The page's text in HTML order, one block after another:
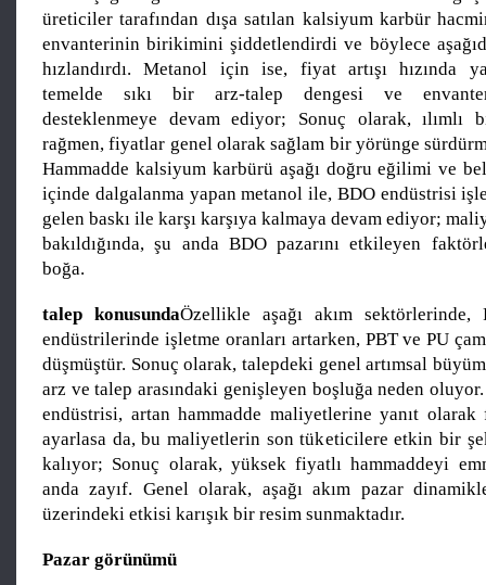
üreticiler tarafından dışa satılan kalsiyum karbür
envanterinin birikimini şiddetlendirdi ve böylece
hızlandırdı. Metanol için ise, fiyat artışı hızında
temelde sıkı bir arz-talep dengesi ve
desteklenmeye devam ediyor; Sonuç olarak, ılımlı
rağmen, fiyatlar genel olarak sağlam bir yörünge
Hammadde kalsiyum karbürü aşağı doğru eğilimi ve
içinde dalgalanma yapan metanol ile, BDO endüstrisi
gelen baskı ile karşı karşıya kalmaya devam ediyor;
bakıldığında, şu anda BDO pazarını etkileyen
boğa.
talep konusundaÖzellikle aşağı akım sektörlerinde,
endüstrilerinde işletme oranları artarken, PBT ve PU
düşmüştür. Sonuç olarak, talepdeki genel artımsal
arz ve talep arasındaki genişleyen boşluğa neden oluyor.
endüstrisi, artan hammadde maliyetlerine yanıt olarak
ayarlasa da, bu maliyetlerin son tüketicilere etkin bir
kalıyor; Sonuç olarak, yüksek fiyatlı hammaddeyi
anda zayıf. Genel olarak, aşağı akım pazar
üzerindeki etkisi karışık bir resim sunmaktadır.
Pazar görünümü